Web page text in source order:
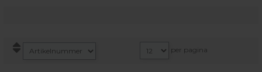
per pagina